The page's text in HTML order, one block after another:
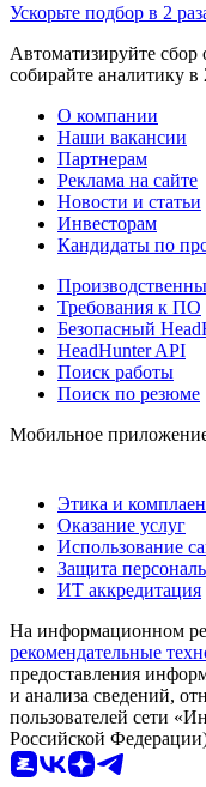
Ускорьте подбор в 2
Автоматизируйте сбор
собирайте аналитику в
О компании
Наши вакансии
Партнерам
Реклама на сайте
Новости и статьи
Инвесторам
Кандидаты по
Требования к ПО
Безопасный
HeadHunter API
Поиск работы
Поиск по резюме
Мобильное
Этика и
Оказание услуг
Использование
Защита
ИТ аккредитация
На информационном
рекомендательные
предоставления
и анализа сведений,
пользователей сети
Российской